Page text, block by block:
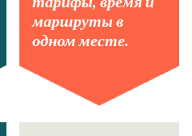
маршруты в
одном месте.